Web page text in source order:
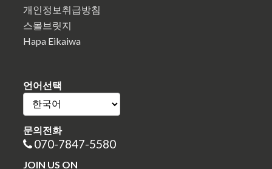
개인정보취급방침
스몰브릿지
Hapa Eikaiwa
언어선택
문의전화
070-7847-5580
JOIN US ON